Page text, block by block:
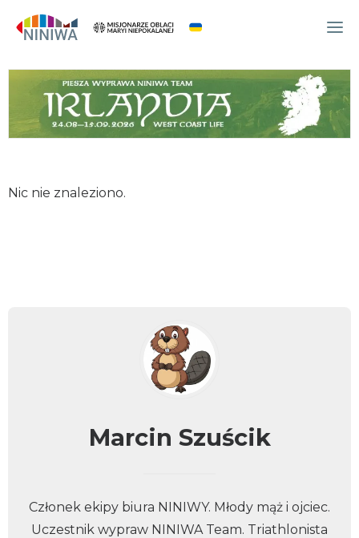
WYDARZENIA
O NAS
NINIWA TEAM
Nic nie znaleziono.
Marcin Szuścik
Członek ekipy biura NINIWY. Młody mąż i ojciec.
Uczestnik wypraw NINIWA Team. Triathlonista